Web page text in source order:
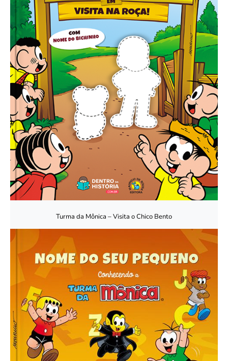
Turma da Mônica – Visita o Chico Bento